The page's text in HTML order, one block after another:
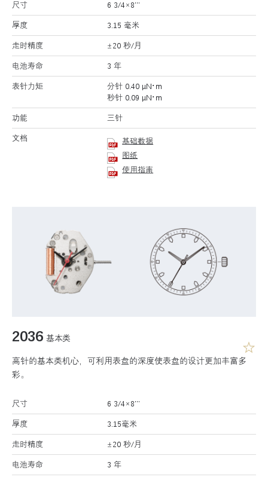
尺寸 6 3/4×8’’’
厚度 3.15 毫米
走时精度 ±20 秒/月
电池寿命 3 年
表针力矩
分针 0.40 μN･m
秒针 0.09 μN･m
功能 三针
文档
基础数据
图纸
使用指南
2036 基本类
高针的基本类机心，可利用表盘的深度使表盘的设计更加丰富多
彩。
尺寸 6 3/4×8’’’
厚度 3.15毫米
走时精度 ±20 秒/月
电池寿命 3 年